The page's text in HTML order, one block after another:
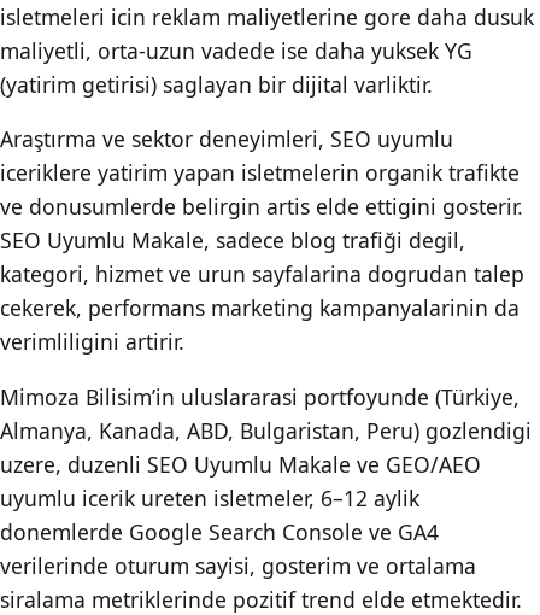
isletmeleri icin reklam maliyetlerine gore daha dusuk
maliyetli, orta-uzun vadede ise daha yuksek YG
(yatirim getirisi) saglayan bir dijital varliktir.
Araştırma ve sektor deneyimleri, SEO uyumlu
iceriklere yatirim yapan isletmelerin organik trafikte
ve donusumlerde belirgin artis elde ettigini gosterir.
SEO Uyumlu Makale, sadece blog trafiği degil,
kategori, hizmet ve urun sayfalarina dogrudan talep
cekerek, performans marketing kampanyalarinin da
verimliligini artirir.
Mimoza Bilisim’in uluslararasi portfoyunde (Türkiye,
Almanya, Kanada, ABD, Bulgaristan, Peru) gozlendigi
uzere, duzenli SEO Uyumlu Makale ve GEO/AEO
uyumlu icerik ureten isletmeler, 6–12 aylik
donemlerde Google Search Console ve GA4
verilerinde oturum sayisi, gosterim ve ortalama
siralama metriklerinde pozitif trend elde etmektedir.